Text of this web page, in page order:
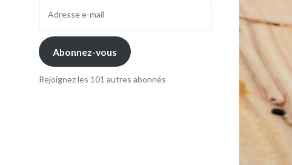
mail
Abonnez-vous
Rejoignez les 101 autres abonnés